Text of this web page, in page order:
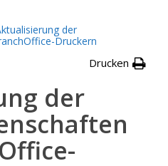
der
Druckern
Drucken
der